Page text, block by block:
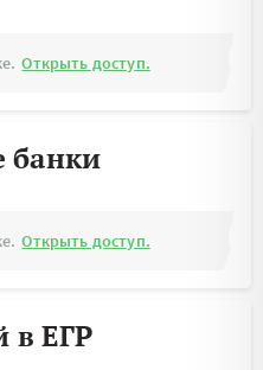
Открыть доступ.
банки
Открыть доступ.
в ЕГР